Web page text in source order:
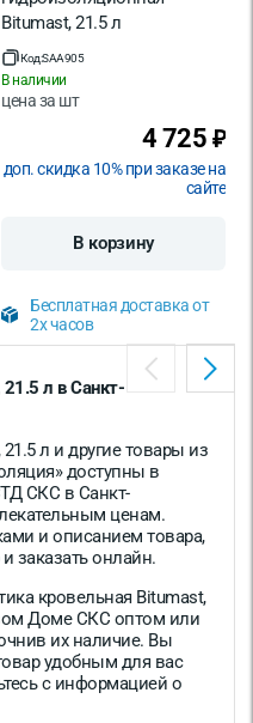
Bitumast, 21.5 л
Код:SAA905
В наличии
цена за шт
4 725 ₽
доп. скидка 10% при заказе на
сайте
В корзину
Бесплатная доставка от
2х часов
л в Санкт-
л и другие товары из
доступны в
СКС в Санкт-
ценам.
и описанием товара,
заказать онлайн.
кровельная Bitumast,
Доме СКС оптом или
их наличие. Вы
удобным для вас
с информацией о